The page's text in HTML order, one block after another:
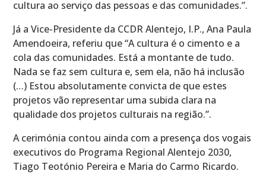
cultura ao serviço das pessoas e das comunidades.”.
Já a Vice-Presidente da CCDR Alentejo, I.P., Ana Paula
Amendoeira, referiu que “A cultura é o cimento e a
cola das comunidades. Está a montante de tudo.
Nada se faz sem cultura e, sem ela, não há inclusão
(…) Estou absolutamente convicta de que estes
projetos vão representar uma subida clara na
qualidade dos projetos culturais na região.”.
A cerimónia contou ainda com a presença dos vogais
executivos do Programa Regional Alentejo 2030,
Tiago Teotónio Pereira e Maria do Carmo Ricardo.